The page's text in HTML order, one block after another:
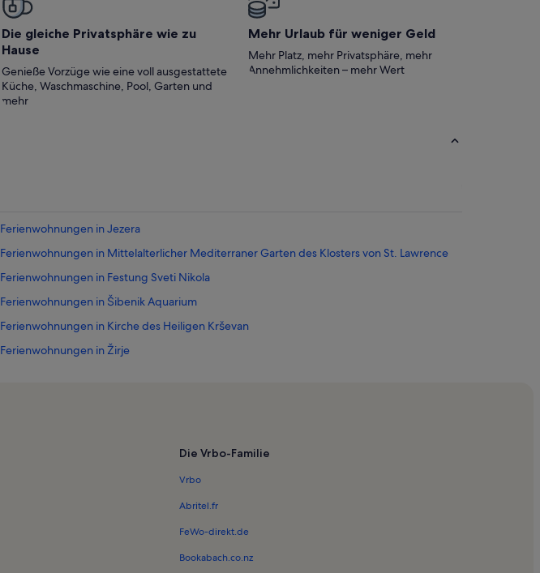
Die gleiche Privatsphäre wie zu
Hause
Genieße Vorzüge wie eine voll ausgestattete
Küche, Waschmaschine, Pool, Garten und
mehr
Mehr Urlaub für weniger Geld
Mehr Platz, mehr Privatsphäre, mehr
Annehmlichkeiten – mehr Wert
Ferienwohnungen in Jezera
Ferienwohnungen in Mittelalterlicher Mediterraner Garten des Klosters von St. Lawrence
Ferienwohnungen in Festung Sveti Nikola
Ferienwohnungen in Šibenik Aquarium
Ferienwohnungen in Kirche des Heiligen Krševan
Ferienwohnungen in Žirje
Ferienwohnungen in Kirche Uspenie Bogomatere
Die Vrbo-Familie
Vrbo
Abritel.fr
FeWo-direkt.de
Bookabach.co.nz